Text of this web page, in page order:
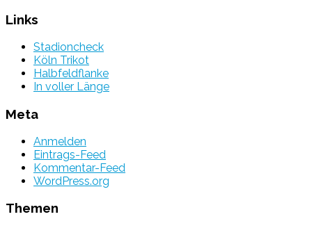
Links
Stadioncheck
Köln Trikot
Halbfeldflanke
In voller Länge
Meta
Anmelden
Eintrags-Feed
Kommentar-Feed
WordPress.org
Themen